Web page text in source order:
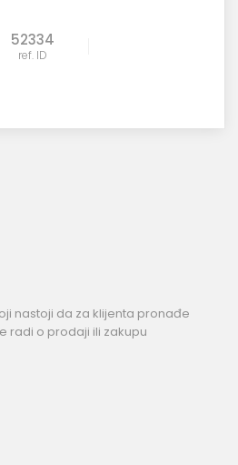
52334
ref. ID
koji nastoji da za klijenta pronađe
radi o prodaji ili zakupu